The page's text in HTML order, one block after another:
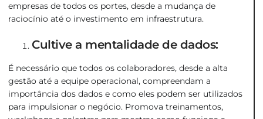
empresas de todos os portes, desde a mudança de
raciocínio até o investimento em infraestrutura.
Cultive a mentalidade de dados:
É necessário que todos os colaboradores, desde a alta
gestão até a equipe operacional, compreendam a
importância dos dados e como eles podem ser utilizados
para impulsionar o negócio. Promova treinamentos,